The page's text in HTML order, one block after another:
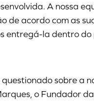
A nossa
de acordo com as
entregá-la dentro
sobre a
o Fundador